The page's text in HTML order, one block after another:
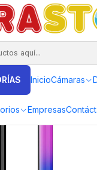
InicioCámaras
Empresas
EXCLUSIVOS
Flash y Luces Luz
VL119 RGB 50cm